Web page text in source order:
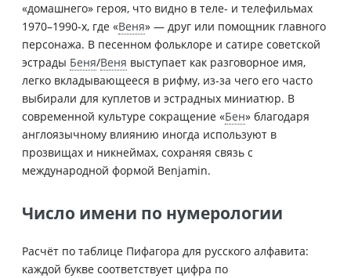
«домашнего» героя, что видно в теле- и телефильмах
1970–1990-х, где «Веня» — друг или помощник главного
персонажа. В песенном фольклоре и сатире советской
эстрады Беня/Веня выступает как разговорное имя,
легко вкладывающееся в рифму, из-за чего его часто
выбирали для куплетов и эстрадных миниатюр. В
современной культуре сокращение «Бен» благодаря
англоязычному влиянию иногда используют в
прозвищах и никнеймах, сохраняя связь с
международной формой Benjamin.
Число имени по нумерологии
Расчёт по таблице Пифагора для русского алфавита:
каждой букве соответствует цифра по